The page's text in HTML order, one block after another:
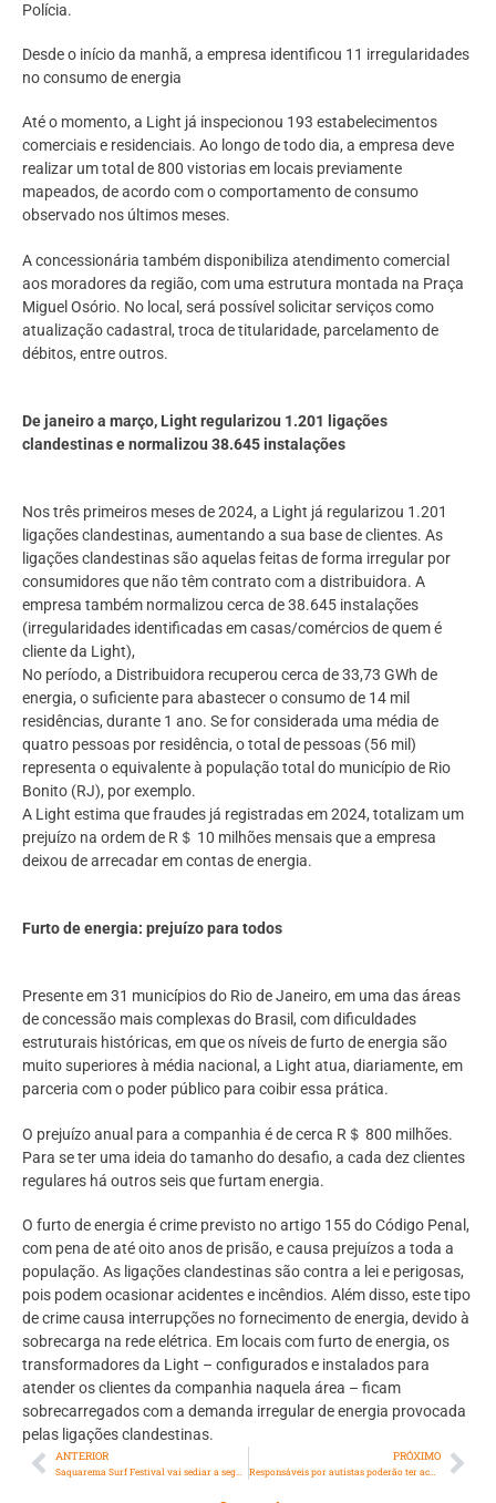
Polícia.
Desde o início da manhã, a empresa identificou 11 irregularidades
no consumo de energia
Até o momento, a Light já inspecionou 193 estabelecimentos
comerciais e residenciais. Ao longo de todo dia, a empresa deve
realizar um total de 800 vistorias em locais previamente
mapeados, de acordo com o comportamento de consumo
observado nos últimos meses.
A concessionária também disponibiliza atendimento comercial
aos moradores da região, com uma estrutura montada na Praça
Miguel Osório. No local, será possível solicitar serviços como
atualização cadastral, troca de titularidade, parcelamento de
débitos, entre outros.
De janeiro a março, Light regularizou 1.201 ligações
clandestinas e normalizou 38.645 instalações
Nos três primeiros meses de 2024, a Light já regularizou 1.201
ligações clandestinas, aumentando a sua base de clientes. As
ligações clandestinas são aquelas feitas de forma irregular por
consumidores que não têm contrato com a distribuidora. A
empresa também normalizou cerca de 38.645 instalações
(irregularidades identificadas em casas/comércios de quem é
cliente da Light),
No período, a Distribuidora recuperou cerca de 33,73 GWh de
energia, o suficiente para abastecer o consumo de 14 mil
residências, durante 1 ano. Se for considerada uma média de
quatro pessoas por residência, o total de pessoas (56 mil)
representa o equivalente à população total do município de Rio
Bonito (RJ), por exemplo.
A Light estima que fraudes já registradas em 2024, totalizam um
prejuízo na ordem de R＄ 10 milhões mensais que a empresa
deixou de arrecadar em contas de energia.
Furto de energia: prejuízo para todos
Presente em 31 municípios do Rio de Janeiro, em uma das áreas
de concessão mais complexas do Brasil, com dificuldades
estruturais históricas, em que os níveis de furto de energia são
muito superiores à média nacional, a Light atua, diariamente, em
parceria com o poder público para coibir essa prática.
O prejuízo anual para a companhia é de cerca R＄ 800 milhões.
Para se ter uma ideia do tamanho do desafio, a cada dez clientes
regulares há outros seis que furtam energia.
O furto de energia é crime previsto no artigo 155 do Código Penal,
com pena de até oito anos de prisão, e causa prejuízos a toda a
população. As ligações clandestinas são contra a lei e perigosas,
pois podem ocasionar acidentes e incêndios. Além disso, este tipo
de crime causa interrupções no fornecimento de energia, devido à
sobrecarga na rede elétrica. Em locais com furto de energia, os
transformadores da Light – configurados e instalados para
atender os clientes da companhia naquela área – ficam
sobrecarregados com a demanda irregular de energia provocada
pelas ligações clandestinas.
ANTERIOR PRÓXIMO
Responsáveis por autistas poderão ter acompanhamento emocional no RJ